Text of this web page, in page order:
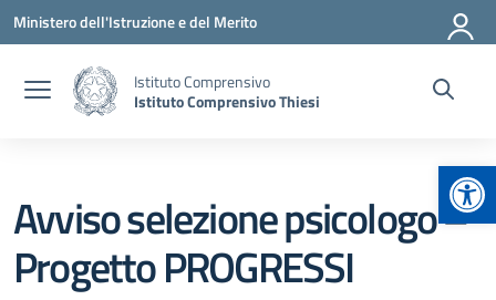
Vai ai contenuti
Vai al menu di navigazione
Vai al footer
Ministero dell'Istruzione e del Merito
Istituto Comprensivo
Istituto Comprensivo Thiesi
Avviso selezione psicologo –
Progetto PROGRESSI